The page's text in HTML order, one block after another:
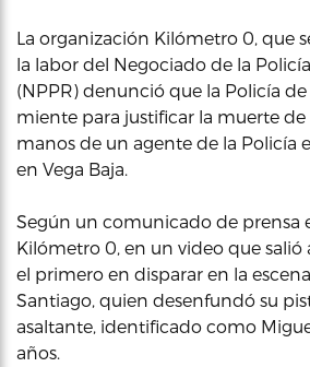
La organización Kilómetro 0, que
la labor del Negociado de la
(NPPR) denunció que la Policía
miente para justificar la muerte
manos de un agente de la Policía
en Vega Baja.
Según un comunicado de prensa
Kilómetro 0, en un video que salió
el primero en disparar en la
Santiago, quien desenfundó su
asaltante, identificado como
años.